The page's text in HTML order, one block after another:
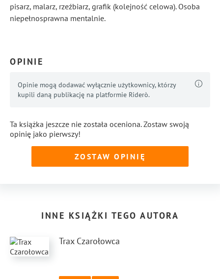
pisarz, malarz, rzeźbiarz, grafik (kolejność celowa). Osoba
niepełnosprawna mentalnie.
OPINIE
Opinie mogą dodawać wyłącznie użytkownicy, którzy
kupili daną publikację na platformie Riderò.
Ta książka jeszcze nie została oceniona. Zostaw swoją
opinię jako pierwszy!
ZOSTAW OPINIĘ
INNE KSIĄŻKI TEGO AUTORA
Trax Czarołowca